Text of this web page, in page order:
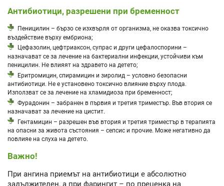
Антибиотици, разрешени при бременност
Пеницилин – бързо се изхвърля от организма, не оказва токсично
въздействие върху ембриона;
Цефазолин, цефтриаксон, супрас и други цефалоспорини –
назначават се за лечение на бактериални инфекции, устойчиви към
пеницилин. Не влияят на здравето на детето;
Еритромицин, спирамицин и зиролид – условно безопасни
антибиотици. Не е установено токсично влияние върху плода.
Използват се за лечение на хламидиоза при бременност;
Фурадонин – забранен в първия и третия триместър. Във втория се
назначават за лечение на цистит.
Гентамицин – разрешен във втория и третия триместър в терапията
на опасни за живота състояния – сепсис и прочие. Може негативно да
повлияе на слуха на детето.
Важно!
При ангина приемът на антибиотици е абсолютно